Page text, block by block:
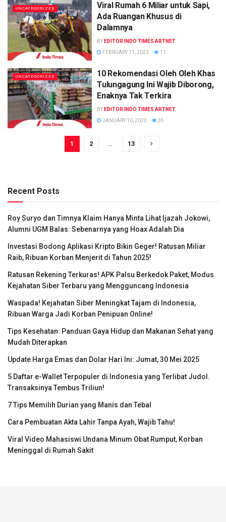
UNCATEGORIZED
Viral Rumah 6 Miliar untuk Sapi,
Ada Ruangan Khusus di
Dalamnya
BY EDITOR INDO TIMES ARTNET
FEBRUARY 11, 2023
11
UNCATEGORIZED
10 Rekomendasi Oleh Oleh Khas
Tulungagung Ini Wajib Diborong,
Enaknya Tak Terkira
BY EDITOR INDO TIMES ARTNET
JANUARY 10, 2023
35
1 2 … 13
Recent Posts
Roy Suryo dan Timnya Klaim Hanya Minta Lihat Ijazah Jokowi,
Alumni UGM Balas: Sebenarnya yang Hoax Adalah Dia
Investasi Bodong Aplikasi Kripto Bikin Geger! Ratusan Miliar
Raib, Ribuan Korban Menjerit di Tahun 2025!
Ratusan Rekening Terkuras! APK Palsu Berkedok Paket, Modus
Kejahatan Siber Terbaru yang Mengguncang Indonesia
Waspada! Kejahatan Siber Meningkat Tajam di Indonesia,
Ribuan Warga Jadi Korban Penipuan Online!
Tips Kesehatan: Panduan Gaya Hidup dan Makanan Sehat yang
Mudah Diterapkan
Update Harga Emas dan Dolar Hari Ini: Jumat, 30 Mei 2025
5 Daftar e-Wallet Terpopuler di Indonesia yang Terlibat Judol.
Transaksinya Tembus Triliun!
7 Tips Memilih Durian yang Manis dan Tebal
Cara Pembuatan Akta Lahir Tanpa Ayah, Wajib Tahu!
Viral Video Mahasiswi Undana Minum Obat Rumput, Korban
Meninggal di Rumah Sakit